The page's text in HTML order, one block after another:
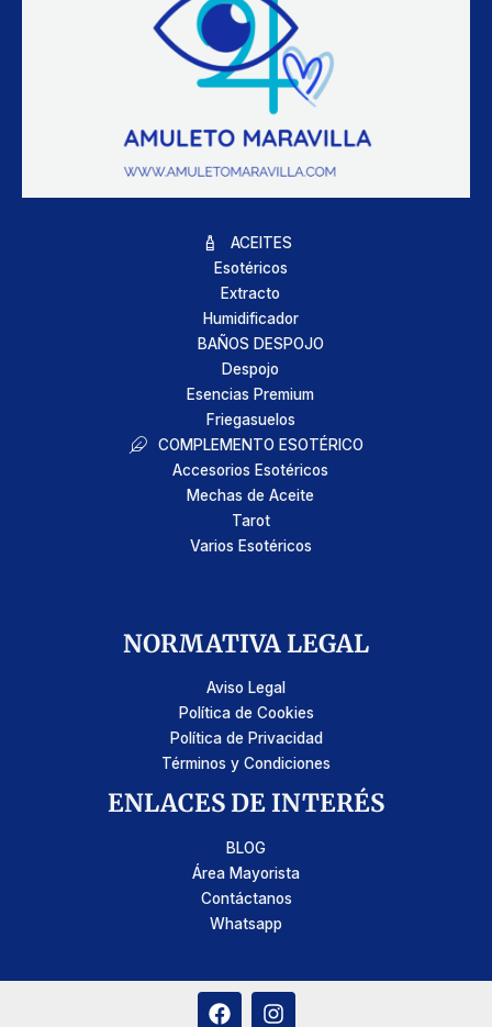
ACEITES
Esotéricos
Extracto
Humidificador
BAÑOS DESPOJO
Despojo
Esencias Premium
Friegasuelos
COMPLEMENTO ESOTÉRICO
Accesorios Esotéricos
Mechas de Aceite
Tarot
Varios Esotéricos
NORMATIVA LEGAL
Aviso Legal
Política de Cookies
Política de Privacidad
Términos y Condiciones
ENLACES DE INTERÉS
BLOG
Área Mayorista
Contáctanos
Whatsapp
F
I